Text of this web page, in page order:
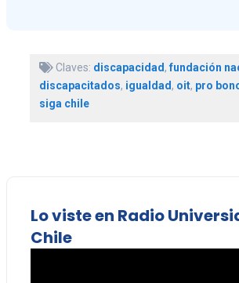
Claves: discapacidad,fundación
discapacitados, igualdad, oit, pro
siga chile
Lo viste en Radio
Chile